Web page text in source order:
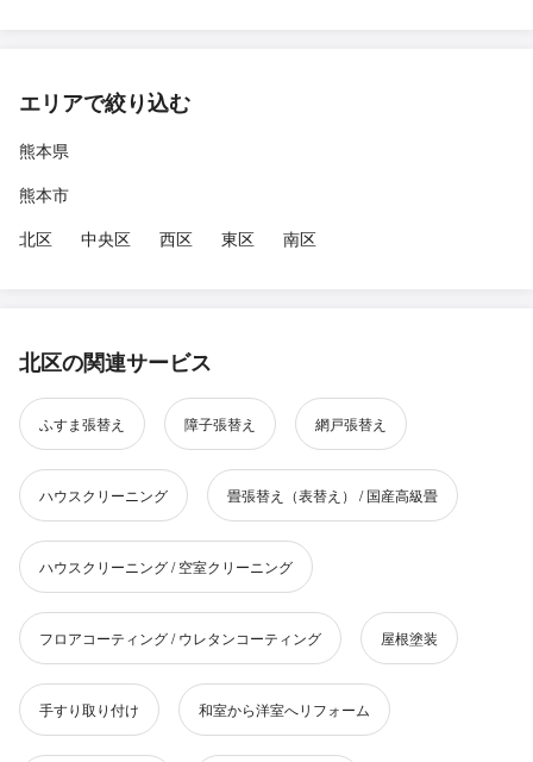
エリアで絞り込む
熊本県
熊本市
北区
中央区 西区 東区 南区
北区の関連サービス
ふすま張替え 障子張替え 網戸張替え
ハウスクリーニング 畳張替え（表替え） / 国産高級畳
ハウスクリーニング / 空室クリーニング
フロアコーティング / ウレタンコーティング 屋根塗装
手すり取り付け 和室から洋室へリフォーム